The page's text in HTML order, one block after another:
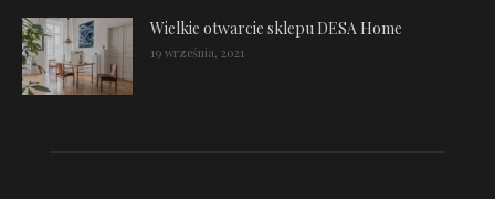
Wielkie otwarcie sklepu DESA Home
19 września, 2021